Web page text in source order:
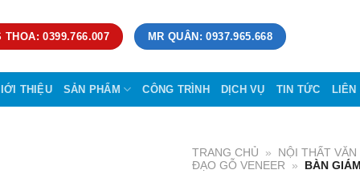
THOA: 0399.766.007 MR QUÂN: 0937.965.668
THIỆU SẢN PHẨM CÔNG TRÌNH DỊCH VỤ TIN TỨC LIÊN
TRANG CHỦ » NỘI THẤT VĂN
ĐẠO GỖ VENEER
» BÀN